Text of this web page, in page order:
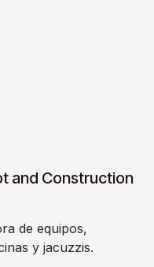
and Construction
de equipos,
y jacuzzis.